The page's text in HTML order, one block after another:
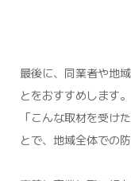
最後に、同業者や地
とをおすすめします
「こんな取材を受け
とで、地域全体での